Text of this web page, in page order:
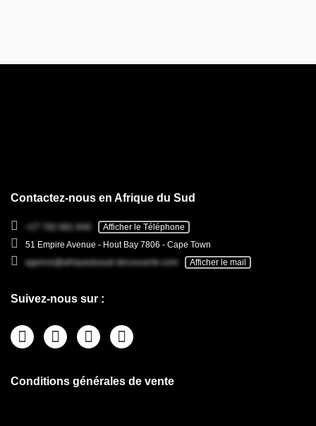
Contactez-nous en Afrique du Sud
+27 782 681 846
Afficher le Téléphone
51 Empire Avenue - Hout Bay 7806 - Cape Town
agence@afriquedusud-decouverte.com
Afficher le mail
Suivez-nous sur :
Conditions générales de vente